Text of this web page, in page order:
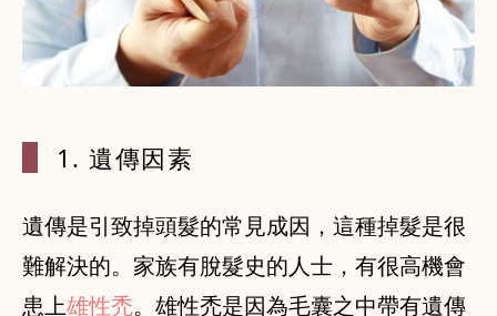
1. 遺傳因素
遺傳是引致掉頭髮的常見成因，這種掉髮是很
難解決的。家族有脫髮史的人士，有很高機會
患上雄性禿。雄性禿是因為毛囊之中帶有遺傳